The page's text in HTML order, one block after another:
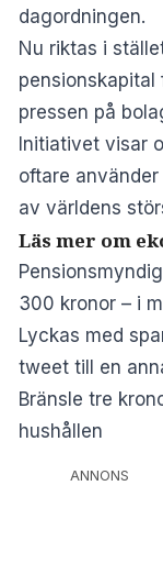
dagordningen.
Nu riktas i
pensionskapital
pressen på
Initiativet visar
oftare
av världens
Läs mer om
300 kronor – i
Lyckas med
tweet till en
Bränsle tre
hushållen
ANNONS